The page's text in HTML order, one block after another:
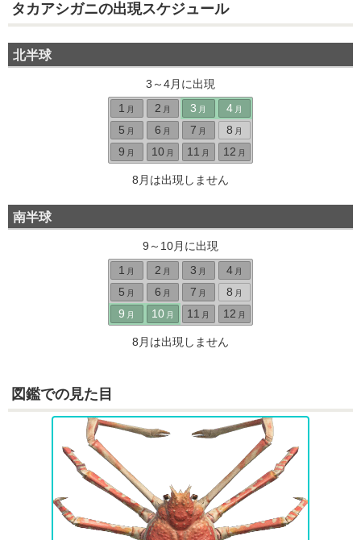
タカアシガニの出現スケジュール
北半球
3～4月に出現
1
月 2 月 3 月 4 月
5 月 6 月 7 月 8 月
9 月 10 月 11 月 12 月
8月は出現しません
南半球
9～10月に出現
1
月 2 月 3 月 4 月
5 月 6 月 7 月 8 月
9 月 10 月 11 月 12 月
8月は出現しません
図鑑での見た目